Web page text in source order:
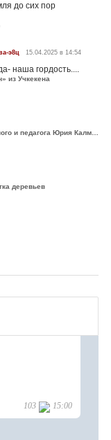
до сих пор
э8ц 15.04.2025 в 14:54
наша гордость....
из Учкекена
В Черкесске чествовали выдающегося юриста, учёного и педагога Юрия Калмыкова
деревьев